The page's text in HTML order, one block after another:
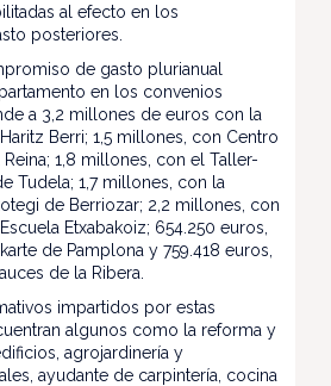
al efecto en los
posteriores.
de gasto plurianual
en los convenios
a 3,2 millones de euros con la
Berri; 1,5 millones, con Centro
Reina; 1,8 millones, con el Taller-
Tudela; 1,7 millones, con la
de Berriozar; 2,2 millones, con
Etxabakoiz; 654.250 euros,
de Pamplona y 759.418 euros,
de la Ribera.
impartidos por estas
algunos como la reforma y
agrojardinería y
ayudante de carpintería, cocina